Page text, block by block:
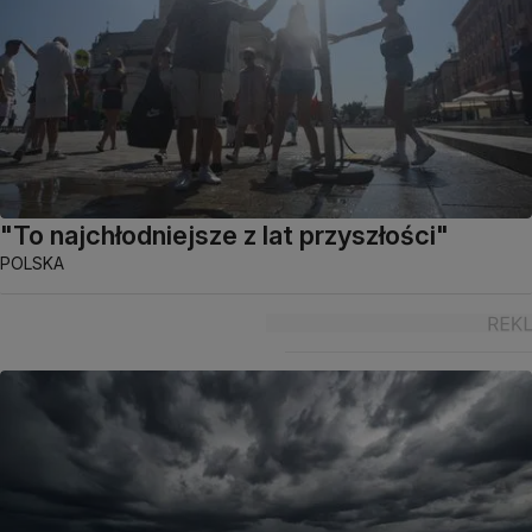
"To najchłodniejsze z lat przyszłości"
POLSKA